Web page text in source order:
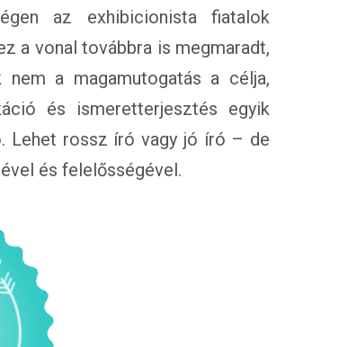
az exhibicionista fiatalok
a vonal továbbra is megmaradt,
a magamutogatás a célja,
és ismeretterjesztés egyik
Lehet rossz író vagy jó író – de
és felelősségével.